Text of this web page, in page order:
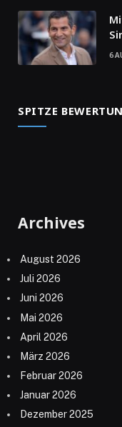
6
SPITZE
Archives
August 2026
Juli 2026
Juni 2026
Mai 2026
April 2026
März 2026
Februar 2026
Januar 2026
Dezember 2025